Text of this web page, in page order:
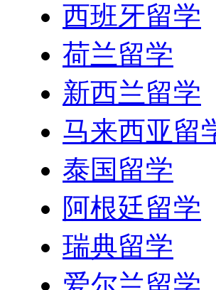
西班牙留学
荷兰留学
新西兰留学
马来西亚留
泰国留学
阿根廷留学
瑞典留学